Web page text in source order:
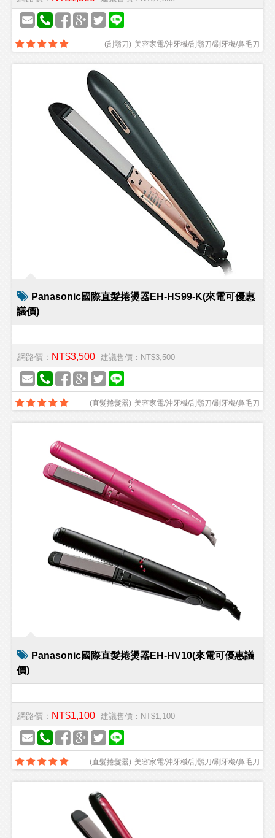
美容家電/沖牙機/刮鬍刀/刷牙機/鼻毛刀
(刮鬍刀)
Panasonic國際直髮捲燙器EH-HS99-K(來電可優惠
議價)
網路價： NT$3,500 建議售價：NT$3,500
美容家電/沖牙機/刮鬍刀/刷牙機/鼻毛刀
(直髮捲髮器)
Panasonic國際直髮捲燙器EH-HV10(來電可優惠議
價)
網路價： NT$1,100 建議售價：NT$1,100
美容家電/沖牙機/刮鬍刀/刷牙機/鼻毛刀
(直髮捲髮器)